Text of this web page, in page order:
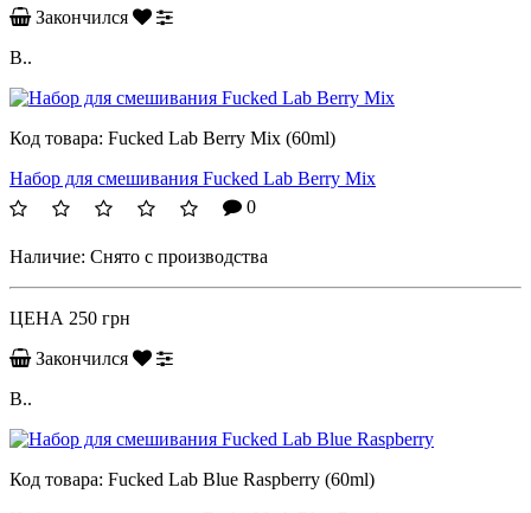
Закончился
B..
Код товара: Fucked Lab Berry Mix (60ml)
Набор для смешивания Fucked Lab Berry Mix
0
Наличие: Снято с производства
ЦЕНА 250 грн
Закончился
B..
Код товара: Fucked Lab Blue Raspberry (60ml)